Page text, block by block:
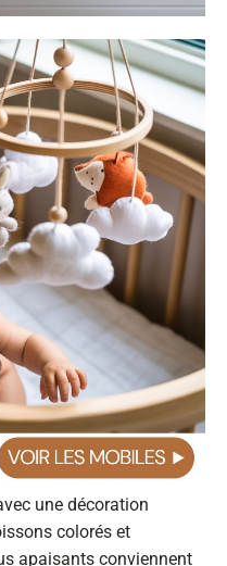
une décoration
colorés et
apaisants conviennent